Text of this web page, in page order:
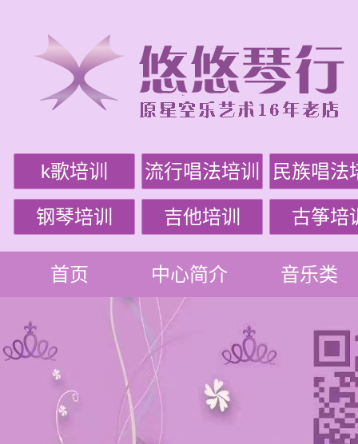
k歌培训 流行唱法培训 民族唱法
钢琴培训 吉他培训 古筝培
首页 中心简介 音乐类